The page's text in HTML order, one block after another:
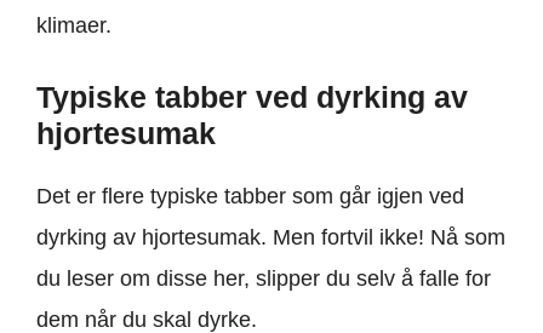
klimaer.
Typiske tabber ved dyrking av
hjortesumak
Det er flere typiske tabber som går igjen ved
dyrking av hjortesumak. Men fortvil ikke! Nå som
du leser om disse her, slipper du selv å falle for
dem når du skal dyrke.